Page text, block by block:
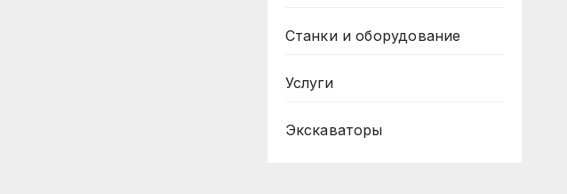
Станки и оборудование
Услуги
Экскаваторы